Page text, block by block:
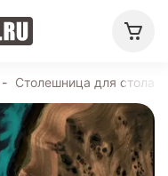
- Столешница для стола